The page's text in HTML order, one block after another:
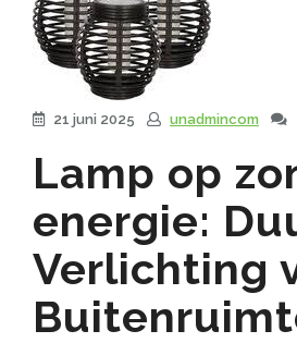
21 juni 2025 unadmincom
Lamp op
energie:
Verlichting